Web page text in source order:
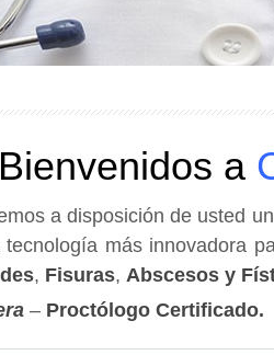
Bienvenidos a
a disposición de usted
más innovadora
, Fisuras, Abscesos y
– Proctólogo Certificado.